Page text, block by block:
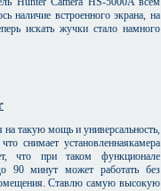
наличие встроенного экрана, на
искать жучки стало намного
такую мощь и универсальность,
снимает установленнаякамера
что при таком функционале
90 минут может работать без
Ставлю самую высокую